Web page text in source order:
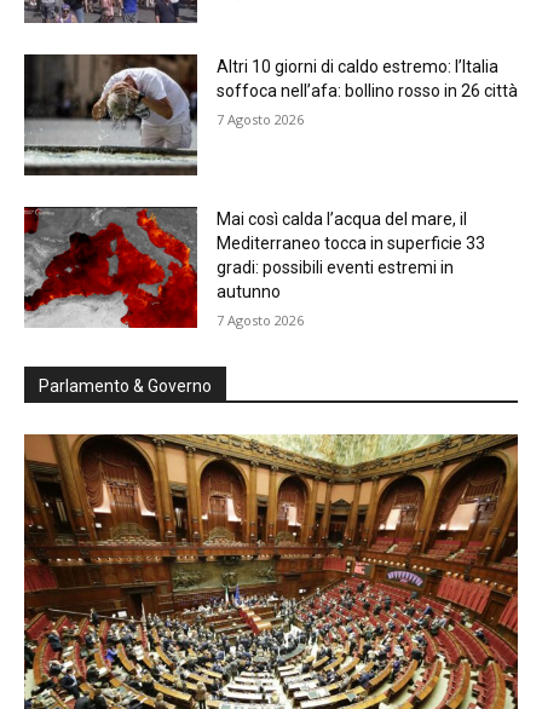
Altri 10 giorni di caldo estremo: l’Italia
soffoca nell’afa: bollino rosso in 26 città
7 Agosto 2026
Mai così calda l’acqua del mare, il
Mediterraneo tocca in superficie 33
gradi: possibili eventi estremi in
autunno
7 Agosto 2026
Parlamento & Governo